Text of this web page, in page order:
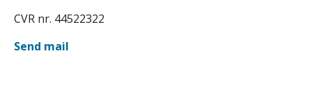
CVR nr. 44522322
Send mail